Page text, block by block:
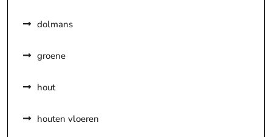
dolmans
groene
hout
houten vloeren